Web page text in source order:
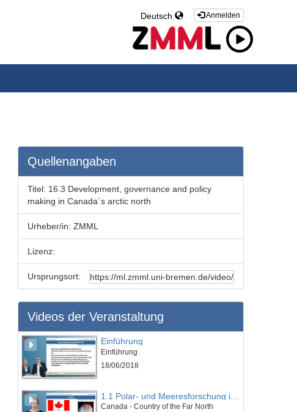
Anmelden
Deutsch
Quellenangaben
Titel: 16.3 Development, governance and policy
making in Canada´s arctic north
Urheber/in: ZMML
Lizenz:
Ursprungsort:
Videos der Veranstaltung
Einführung
Einführung
18/06/2018
Canada - Country of the Far North